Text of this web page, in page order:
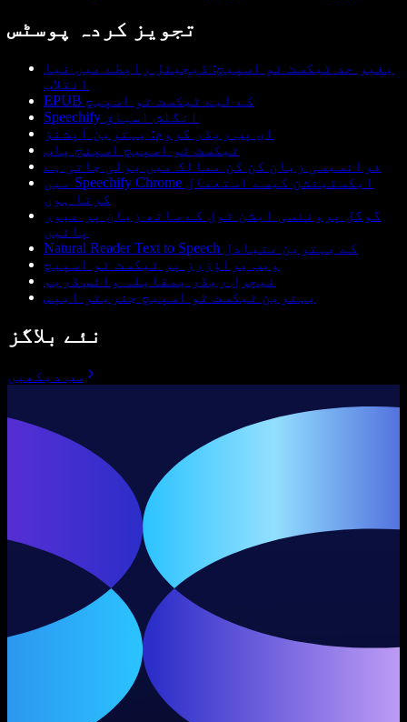
تجویز کردہ پوسٹس
بغیر حد ٹیکسٹ ٹو اسپیچ: ڈیجیٹل رابطے میں نیا
انقلاب
EPUB کے لیے ٹیکسٹ ٹو اسپیچ
Speechify انگلش اسباق
ای پب ریڈر کروم: بہترین آپشنز
ٹیکسٹ ٹو اسپیچ اسپنج باب
فرانسیسی زبان کن کن ممالک میں بولی جاتی ہے
میں Speechify Chrome ایکسٹینشن کیسے استعمال
کرتا ہوں
گوگل پروننسی ایشن ٹول کے ساتھ زبان پر عبور
پائیں
Natural Reader Text to Speech کے بہترین متبادل
ویب براؤزرز پر ٹیکسٹ ٹو اسپیچ
نیچرل ریڈر بمقابلہ وائس ڈریم
بہترین ٹیکسٹ ٹو اسپیچ جنریٹر ایپس
نئے بلاگز
سب دیکھیں